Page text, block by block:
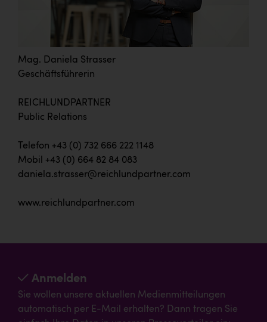
Mag. Daniela Strasser
Geschäftsführerin
REICHLUNDPARTNER
Public Relations
Telefon +43 (0) 732 666 222 1148
Mobil +43 (0) 664 82 84 083
daniela.strasser@reichlundpartner.com
www.reichlundpartner.com
Anmelden
Sie wollen unsere aktuellen Medienmitteilungen
automatisch per E-Mail erhalten? Dann tragen Sie